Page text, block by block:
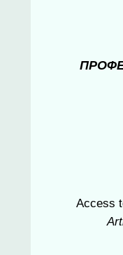
Access